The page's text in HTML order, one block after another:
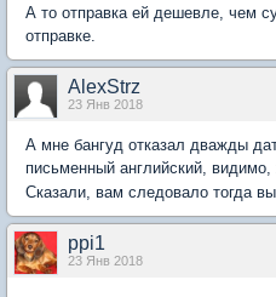
А то отправка ей дешевле, чем
отправке.
AlexStrz
23 Янв 2018
А мне бангуд отказал дважды
письменный английский, видимо,
Сказали, вам следовало тогда
ppi1
23 Янв 2018